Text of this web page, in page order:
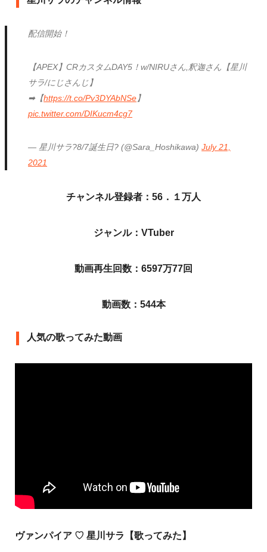
配信開始！
【APEX】CRカスタムDAY5！w/NIRUさん,釈迦さん【星川
サラ/にじさんじ】
➡【https://t.co/Pv3DYAbNSe】
pic.twitter.com/DIKucm4cg7
— 星川サラ?8/7誕生日? (@Sara_Hoshikawa)July 21,
2021
チャンネル登録者：56．１万人
ジャンル：VTuber
動画再生回数：6597万77回
動画数：544本
人気の歌ってみた動画
ヴァンパイア ♡ 星川サラ【歌ってみた】